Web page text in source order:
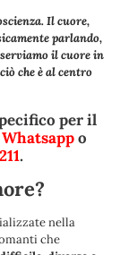
Il cuore,
parlando,
il cuore in
che è al centro
per il
Whatsappo
.
nella
che